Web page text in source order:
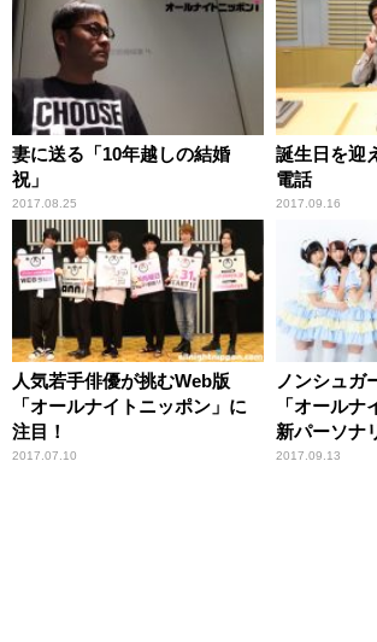
妻に送る「10年越しの結婚
祝」
2017.08.25
誕生日を迎
電話
2017.09.16
人気若手俳優が挑むWeb版
「オールナイトニッポン」に
注目！
2017.07.10
ノンシュガ
「オールナ
新パーソナ
2017.09.13